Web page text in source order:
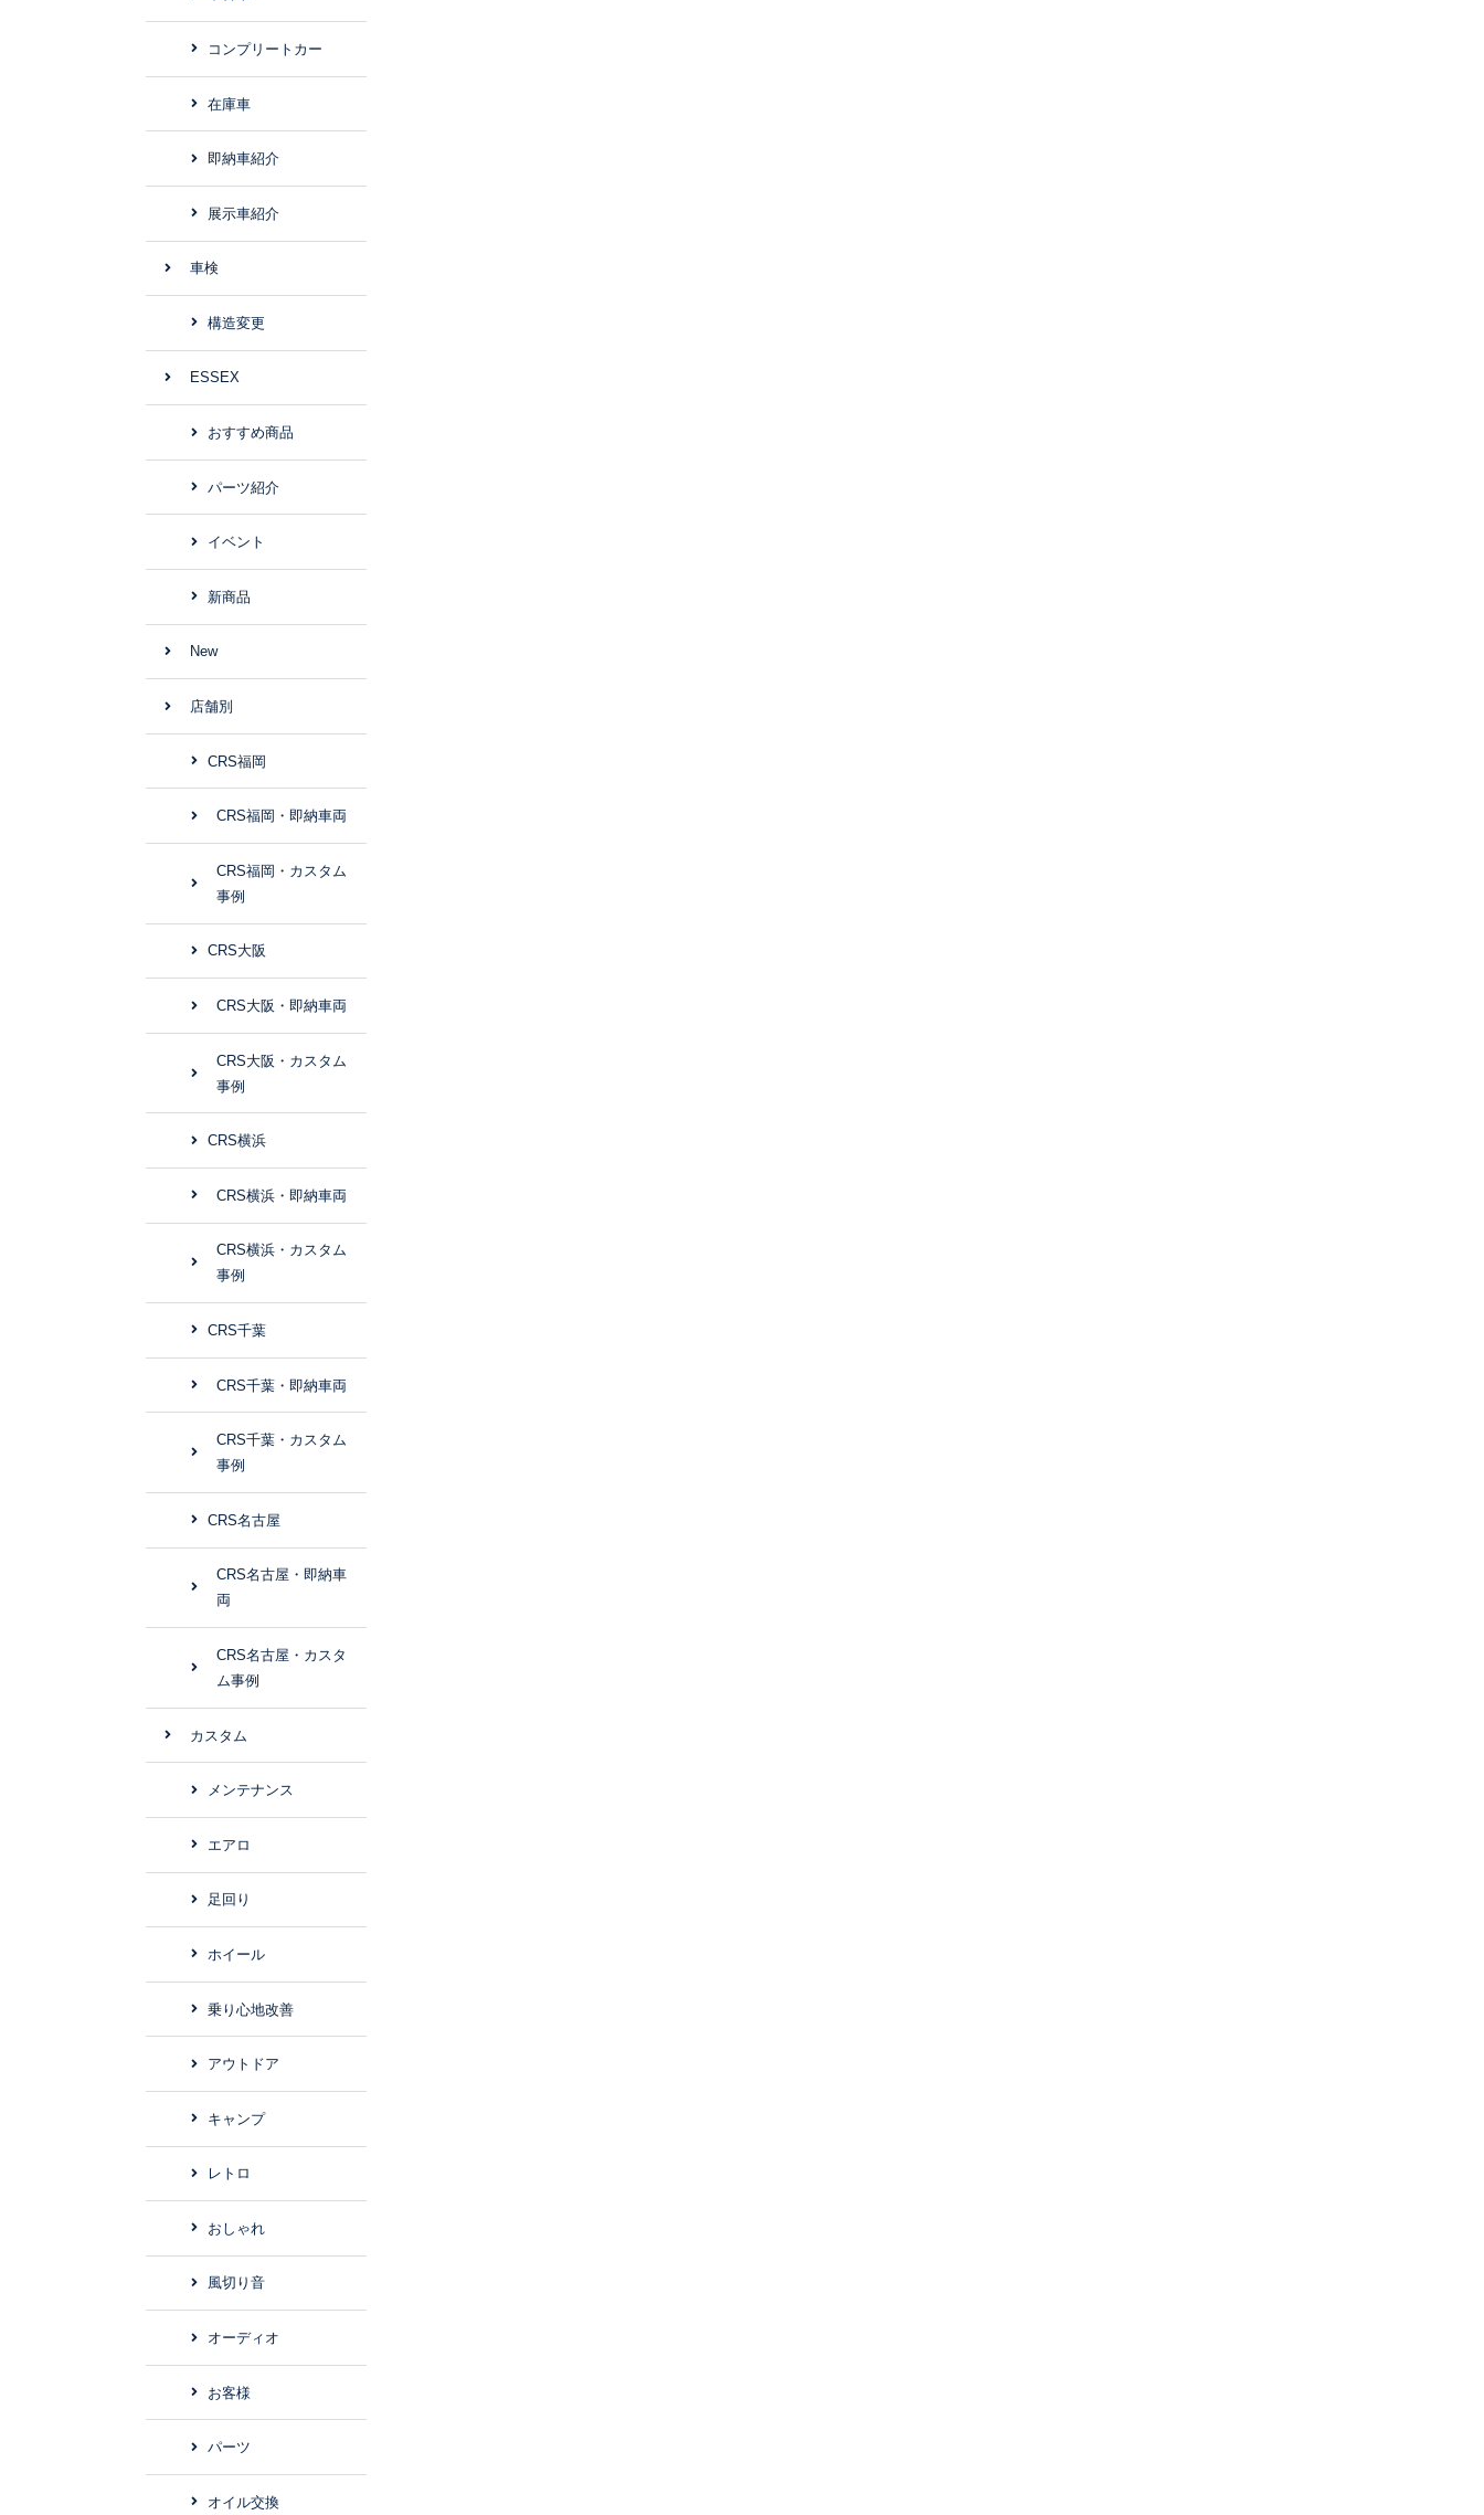
コンプリートカー
在庫車
即納車紹介
展示車紹介
車検
構造変更
ESSEX
おすすめ商品
パーツ紹介
イベント
新商品
New
店舗別
CRS福岡
CRS福岡・即納車両
CRS福岡・カスタム
事例
CRS大阪
CRS大阪・即納車両
CRS大阪・カスタム
事例
CRS横浜
CRS横浜・即納車両
CRS横浜・カスタム
事例
CRS千葉
CRS千葉・即納車両
CRS千葉・カスタム
事例
CRS名古屋
CRS名古屋・即納車
両
CRS名古屋・カスタ
ム事例
カスタム
メンテナンス
エアロ
足回り
ホイール
乗り心地改善
アウトドア
キャンプ
レトロ
おしゃれ
風切り音
オーディオ
お客様
パーツ
オイル交換